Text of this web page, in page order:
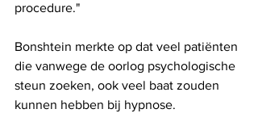
procedure."
Bonshtein merkte op dat veel patiënten
die vanwege de oorlog psychologische
steun zoeken, ook veel baat zouden
kunnen hebben bij hypnose.